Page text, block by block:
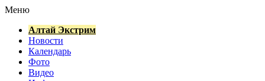
Меню
Алтай Экстрим
Новости
Календарь
Фото
Видео